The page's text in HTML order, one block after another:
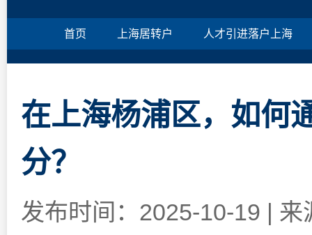
首页 上海居转户 人才引进落户上海
在上海杨浦区，如何
分？
发布时间：2025-10-19 | 来